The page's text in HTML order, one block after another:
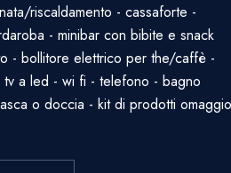
riscaldamento - cassaforte -
- minibar con bibite e snack
- bollitore elettrico per the/caffè -
tv a led - wi fi - telefono - bagno
o doccia - kit di prodotti omaggio